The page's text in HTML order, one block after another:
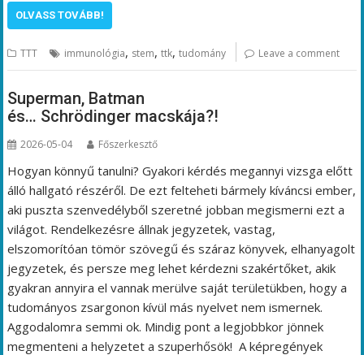
OLVASS TOVÁBB!
TTT immunológia, stem,ttk,tudomány Leave a comment
Superman, Batman
és… Schrödinger macskája?!
2026-05-04 Főszerkesztő
Hogyan könnyű tanulni? Gyakori kérdés megannyi vizsga előtt
álló hallgató részéről. De ezt felteheti bármely kíváncsi ember,
aki puszta szenvedélyből szeretné jobban megismerni ezt a
világot. Rendelkezésre állnak jegyzetek, vastag,
elszomorítóan tömör szövegű és száraz könyvek, elhanyagolt
jegyzetek, és persze meg lehet kérdezni szakértőket, akik
gyakran annyira el vannak merülve saját területükben, hogy a
tudományos zsargonon kívül más nyelvet nem ismernek.
Aggodalomra semmi ok. Mindig pont a legjobbkor jönnek
megmenteni a helyzetet a szuperhősök! A képregények